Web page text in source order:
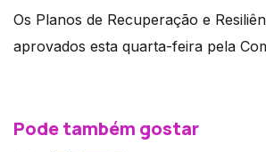
Os Planos de Recuperação e
aprovados esta quarta-feira pela
Pode também gostar